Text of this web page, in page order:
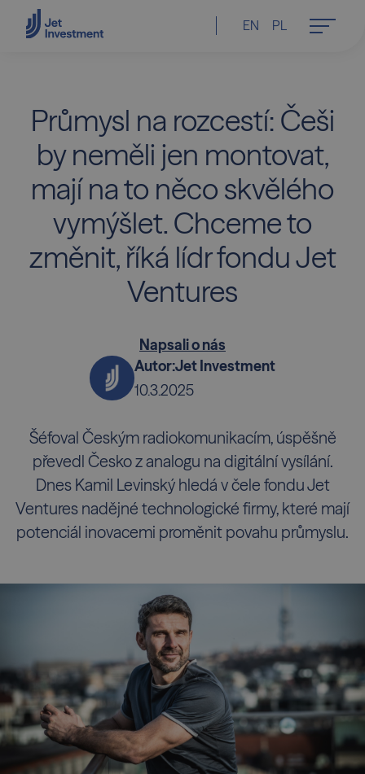
EN PL
Průmysl na rozcestí: Češi
by neměli jen montovat,
mají na to něco skvělého
vymýšlet. Chceme to
změnit, říká lídr fondu Jet
Ventures
Autor:Jet Investment
10.3.2025
Napsali o nás
Šéfoval Českým radiokomunikacím, úspěšně
převedl Česko z analogu na digitální vysílání.
Dnes Kamil Levinský hledá v čele fondu Jet
Ventures nadějné technologické firmy, které mají
potenciál inovacemi proměnit povahu průmyslu.